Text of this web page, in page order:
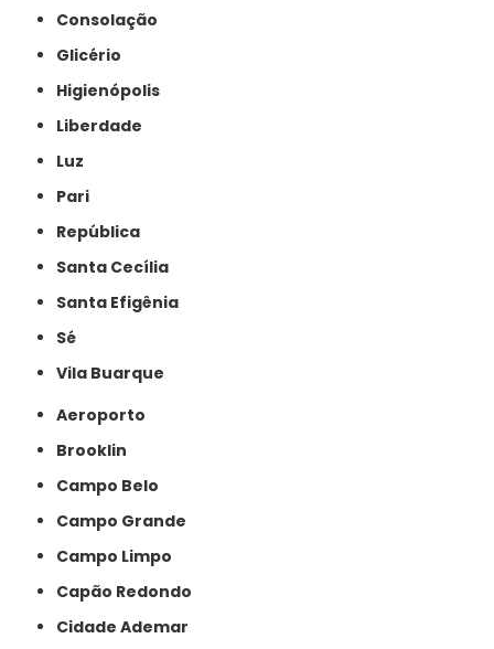
Consolação
Glicério
Higienópolis
Liberdade
Luz
Pari
República
Santa Cecília
Santa Efigênia
Sé
Vila Buarque
Aeroporto
Brooklin
Campo Belo
Campo Grande
Campo Limpo
Capão Redondo
Cidade Ademar